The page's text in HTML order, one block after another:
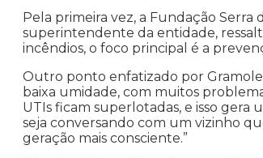
Pela primeira vez, a Fundação Serra
superintendente da entidade,
incêndios, o foco principal é a
Outro ponto enfatizado por
baixa umidade, com muitos
UTIs ficam superlotadas, e isso
seja conversando com um vizinho
geração mais consciente.”